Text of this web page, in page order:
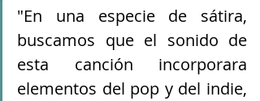
"En una especie de sátira,
buscamos que el sonido de
esta canción incorporara
elementos del pop y del indie,